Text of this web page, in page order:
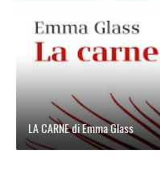
LA CARNE di Emma Glass